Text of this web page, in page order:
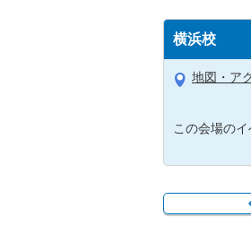
横浜校
地図・ア
この会場のイ